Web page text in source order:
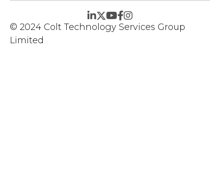
© 2024 Colt Technology Services Group
Limited